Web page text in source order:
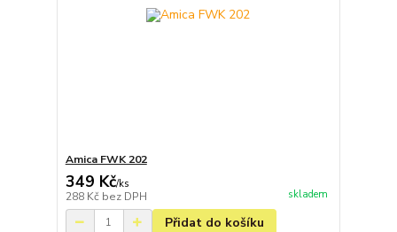
Amica FWK 202
349 Kč/ks
288 Kč bez DPH skladem
Přidat do košíku